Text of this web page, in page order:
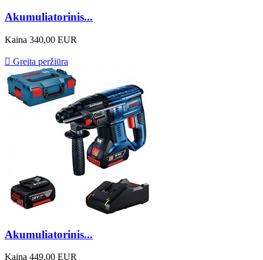
Akumuliatorinis...
Kaina 340,00 EUR
 Greita peržiūra
Akumuliatorinis...
Kaina 449,00 EUR